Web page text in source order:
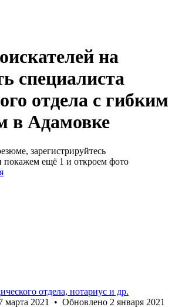
на
специалиста
отдела с гибким
в Адамовке
зарегистрируйтесь
покажем ещё 1 и откроем фото
отдела, нотариус и др.
марта 2021 • Обновлено 2 января 2021